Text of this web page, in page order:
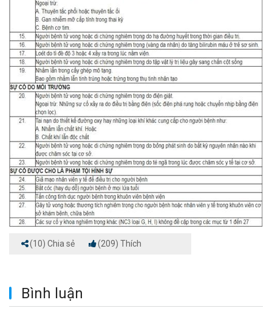
(10) Chia sẻ (209) Thích
Bình luận